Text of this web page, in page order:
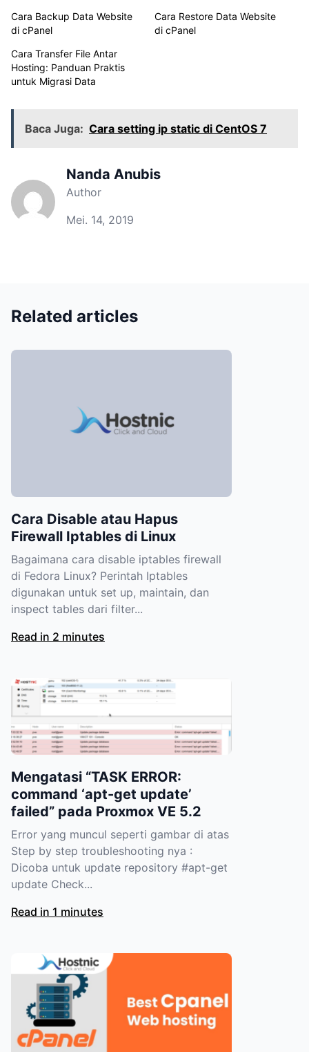
Cara Backup Data Website
di cPanel
Cara Restore Data Website
di cPanel
Cara Transfer File Antar
Hosting: Panduan Praktis
untuk Migrasi Data
Baca Juga: Cara setting ip static di CentOS 7
Nanda Anubis
Author
Mei. 14, 2019
Related articles
Cara Disable atau Hapus
Firewall Iptables di Linux
Bagaimana cara disable iptables firewall
di Fedora Linux? Perintah Iptables
digunakan untuk set up, maintain, dan
inspect tables dari filter...
Read in 2 minutes
Mengatasi “TASK ERROR:
command ‘apt-get update’
failed” pada Proxmox VE 5.2
Error yang muncul seperti gambar di atas
Step by step troubleshooting nya :
Dicoba untuk update repository #apt-get
update Check...
Read in 1 minutes